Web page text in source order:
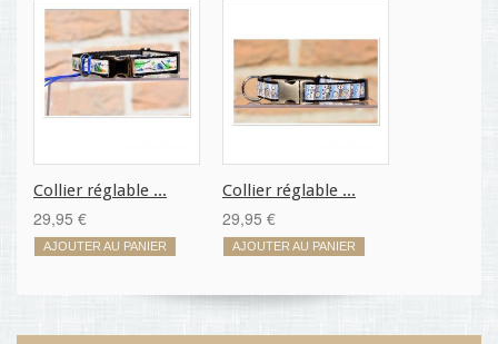
Collier réglable ...
29,95 €
AJOUTER AU PANIER
Collier réglable ...
29,95 €
AJOUTER AU PANIER